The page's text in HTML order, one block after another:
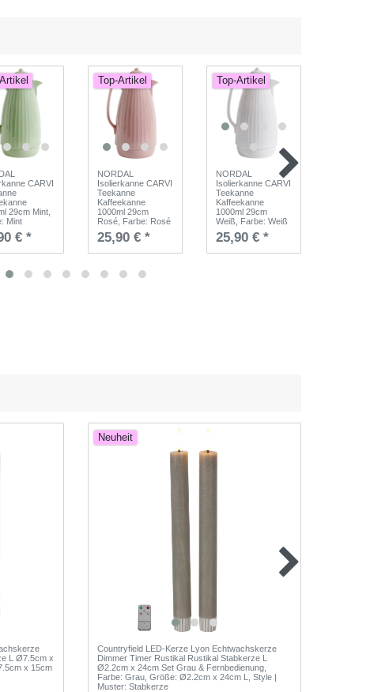
Artikel
CARVI
29cm Mint
Mint
€ *
Top-Artikel
NORDAL
Isolierkanne CARVI
Teekanne
Kaffeekanne
1000ml 29cm
Rosé , Farbe: Rosé
25,90 € *
Top-Artikel
NORDAL
Isolierkanne CARVI
Teekanne
Kaffeekanne
1000ml 29cm
Weiß , Farbe: Weiß
25,90 € *
L Ø7.5cm x
x 15cm
Neuheit
Countryfield LED-Kerze Lyon Echtwachskerze
Dimmer Timer Rustikal Rustikal Stabkerze L
Ø2.2cm x 24cm Set Grau & Fernbedienung
Farbe: Grau , Größe: Ø2.2cm x 24cm L
, Style |
Muster: Stabkerze